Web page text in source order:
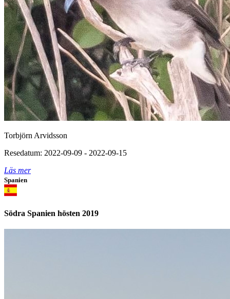
Torbjörn Arvidsson
Resedatum: 2022-09-09 - 2022-09-15
Läs mer
Spanien
Södra Spanien hösten 2019